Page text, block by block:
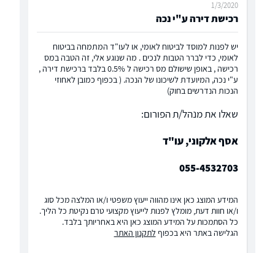
רכישת דירה ע"י נכה
1/3/2020
יש לפנות למוסד לביטוח לאומי, או לעו"ד המתמחה בביטוח
לאומי, כדי לברר הטבות לנכים . מה שנוגע אלי, זה הטבה במס
רכישה , באופן שישולם מס רכישה ל 0.5% בלבד ברכישת דירה ,
ע"י נכה, המיועדת לשיכונו של הנכה. ( בכפוף כמובן לאחוזי
הנכות הנדרשים בחוק)
שאלו את מנהל/ת הפורום:
אסף אלקוני, עו"ד
055-4532703
המידע המוצג כאן אינו מהווה ייעוץ משפטי ו/או המלצה מכל סוג
ו/או חוות דעת, מומלץ לפנות לייעוץ מקצועי טרם נקיטת כל הליך.
כל הסתמכות על המידע המוצג כאן היא באחריותך בלבד.
הגלישה באתר היא בכפוף לתקנון האתר